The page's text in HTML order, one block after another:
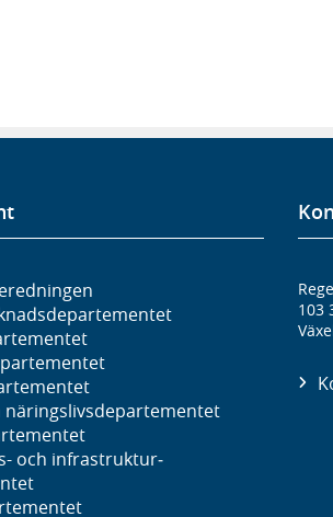
näringslivs­departementet
och infrastruktur­
103